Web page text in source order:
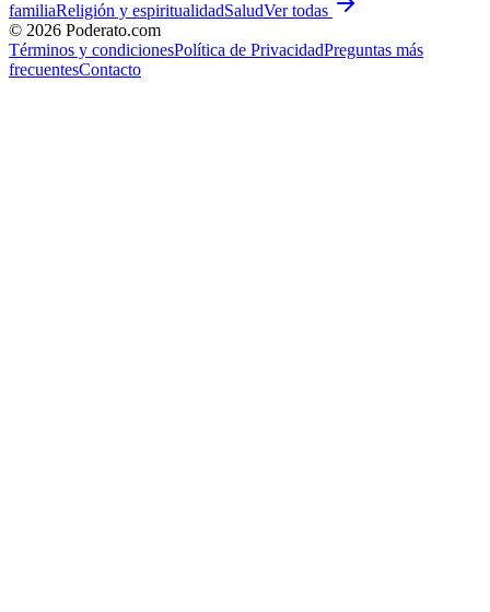
familiaReligión y espiritualidadSaludVer todas
© 2026 Poderato.com
Términos y condicionesPolítica de PrivacidadPreguntas más
frecuentesContacto